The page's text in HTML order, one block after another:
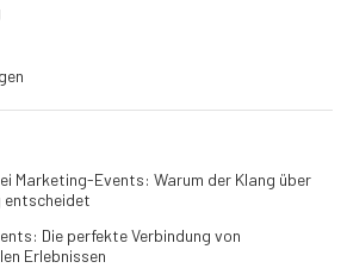
Marketing-Events: Warum der Klang über
entscheidet
Die perfekte Verbindung von
Erlebnissen